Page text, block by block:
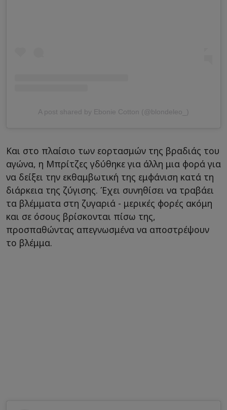
A post shared by Ebonie Cotton (@blondeleo_)
Και στο πλαίσιο των εορτασμών της βραδιάς του
αγώνα, η Μπρίτζες γδύθηκε για άλλη μια φορά για
να δείξει την εκθαμβωτική της εμφάνιση κατά τη
διάρκεια της ζύγισης. Έχει συνηθίσει να τραβάει
τα βλέμματα στη ζυγαριά - μερικές φορές ακόμη
και σε όσους βρίσκονται πίσω της,
προσπαθώντας απεγνωσμένα να αποστρέψουν
το βλέμμα.